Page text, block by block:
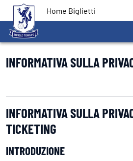
Home Biglietti
INFORMATIVA SULLA
INFORMATIVA SULLA
TICKETING
INTRODUZIONE